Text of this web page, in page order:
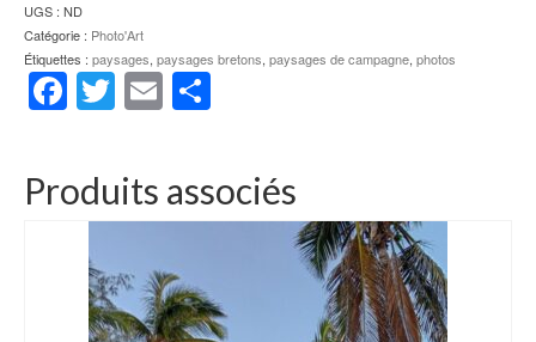
UGS : ND
Catégorie : Photo'Art
Étiquettes : paysages, paysages bretons, paysages de campagne, photos
Facebook
Twitter
Email
Produits associés